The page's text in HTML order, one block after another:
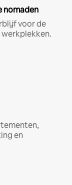
nomaden
voor de
en